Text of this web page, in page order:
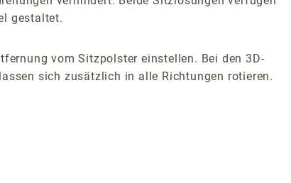
gestaltet.
vom Sitzpolster einstellen. Bei den 3D-
sich zusätzlich in alle Richtungen rotieren.